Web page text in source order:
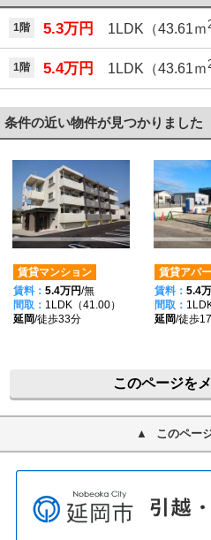
1階 5.3万円 1LDK（43.61ｍ
1階 5.4万円 1LDK（43.61ｍ
条件の近い物件が見つかりました
賃貸マンション
賃料： 5.4万円/無
間取： 1LDK（41.00）
延岡/徒歩33分
賃貸アパ
賃料： 5.4
間取：
延岡/徒歩
このページを
このペー